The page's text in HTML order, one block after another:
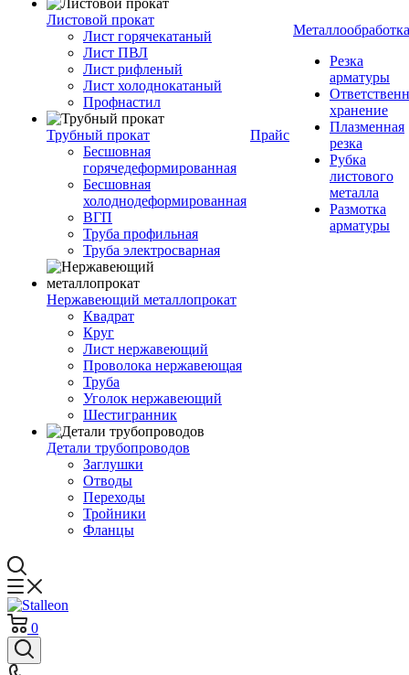
Листовой прокат
Лист горячекатаный
Лист ПВЛ
Лист рифленый
Лист холоднокатаный
Профнастил
Трубный прокат
Бесшовная
горячедеформированная
Бесшовная
холоднодеформированная
ВГП
Труба профильная
Труба электросварная
Нержавеющий металлопрокат
Квадрат
Круг
Лист нержавеющий
Проволока нержавеющая
Труба
Уголок нержавеющий
Шестигранник
Детали трубопроводов
Заглушки
Отводы
Переходы
Тройники
Фланцы
Прайс
Металлообработка
Резка
арматуры
хранение
Плазменная
резка
Рубка
листового
металла
Размотка
арматуры
0